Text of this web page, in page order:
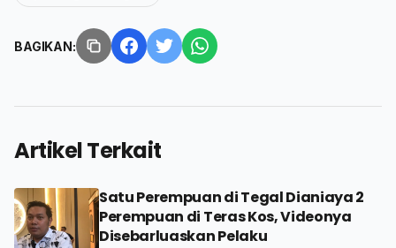
BAGIKAN:
Artikel Terkait
Satu Perempuan di Tegal Dianiaya 2
Perempuan di Teras Kos, Videonya
Disebarluaskan Pelaku